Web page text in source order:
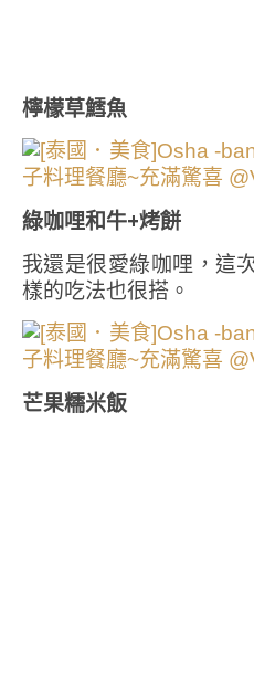
檸檬草鱈魚
綠咖哩和牛+烤餅
我還是很愛綠咖哩，這
樣的吃法也很搭。
芒果糯米飯